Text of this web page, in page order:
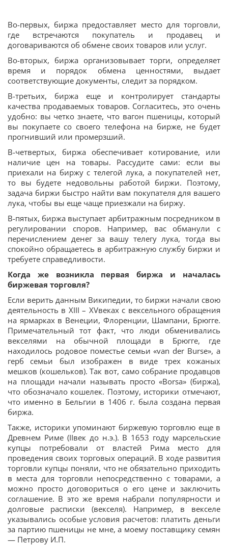
Во-первых, биржа предоставляет место для торговли,
где встречаются покупатель и продавец и
договариваются об обмене своих товаров или услуг.
Во-вторых, биржа организовывает торги, определяет
время и порядок обмена ценностями, выдает
соответствующие документы, следит за порядком.
В-третьих, биржа еще и контролирует стандарты
качества продаваемых товаров. Согласитесь, это очень
удобно: вы четко знаете, что вагон пшеницы, который
вы покупаете со своего телефона на бирже, не будет
прогнивший или промерзший.
В-четвертых, биржа обеспечивает котирование, или
наличие цен на товары. Рассудите сами: если вы
приехали на биржу с телегой лука, а покупателей нет,
то вы будете недовольны работой биржи. Поэтому,
задача биржи быстро найти вам покупателя для вашего
лука, чтобы вы еще чаще приезжали на биржу.
В-пятых, биржа выступает арбитражным посредником в
регулировании споров. Например, вас обманули с
перечислением денег за вашу телегу лука, тогда вы
спокойно обращаетесь в арбитражную службу биржи и
требуете справедливости.
Когда же возникла первая биржа и началась
биржевая торговля?
Если верить данным Википедии, то биржи начали свою
деятельность в XIII – XVвеках с вексельного обращения
на ярмарках в Венеции, Флоренции, Шампани, Брюгге.
Примечательный тот факт, что люди обменивались
векселями на обычной площади в Брюгге, где
находилось родовое поместье семьи «van der Burse», а
герб семьи был изображен в виде трех кожаных
мешков (кошельков). Так вот, само собрание продавцов
на площади начали называть просто «Borsa» (биржа),
что обозначало кошелек. Поэтому, историки отмечают,
что именно в Бельгии в 1406 г. была создана первая
биржа.
Также, историки упоминают биржевую торговлю еще в
Древнем Риме (IIвек до н.э.). В 1653 году марсельские
купцы потребовали от властей Рима место для
проведения своих торговых операций. В ходе развития
торговли купцы поняли, что не обязательно приходить
в места для торговли непосредственно с товарами, а
можно просто договориться о его цене и заключить
соглашение. В это же время набрали популярности и
долговые расписки (векселя). Например, в векселе
указывались особые условия расчетов: платить деньги
за партию пшеницы не мне, а моему поставщику семян
— Петрову И.П.